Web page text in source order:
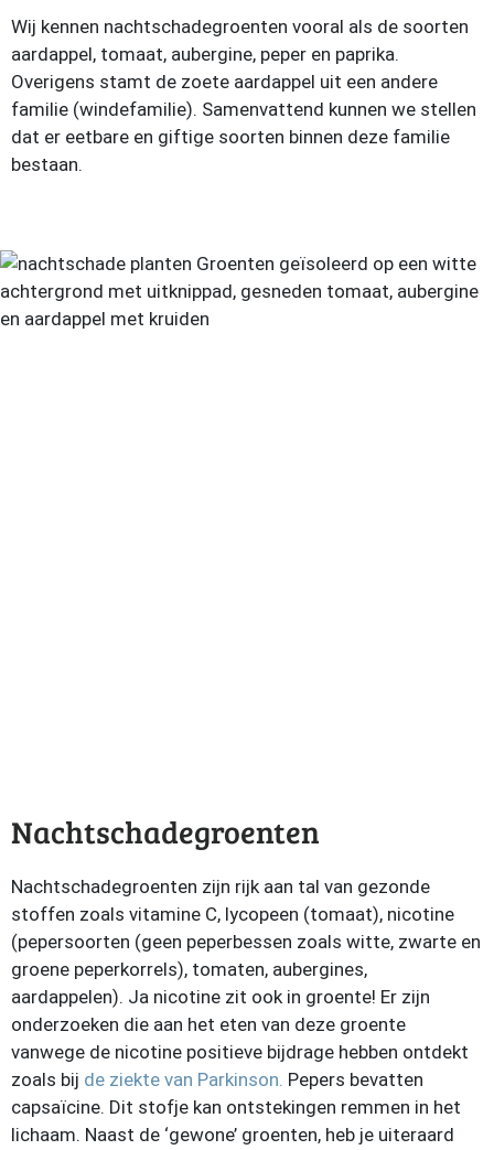
Wij kennen nachtschadegroenten vooral als de soorten
aardappel, tomaat, aubergine, peper en paprika.
Overigens stamt de zoete aardappel uit een andere
familie (windefamilie). Samenvattend kunnen we stellen
dat er eetbare en giftige soorten binnen deze familie
bestaan.
Nachtschadegroenten
Nachtschadegroenten zijn rijk aan tal van gezonde
stoffen zoals vitamine C, lycopeen (tomaat), nicotine
(pepersoorten (geen peperbessen zoals witte, zwarte en
groene peperkorrels), tomaten, aubergines,
aardappelen). Ja nicotine zit ook in groente! Er zijn
onderzoeken die aan het eten van deze groente
vanwege de nicotine positieve bijdrage hebben ontdekt
zoals bij de ziekte van Parkinson. Pepers bevatten
capsaïcine. Dit stofje kan ontstekingen remmen in het
lichaam. Naast de ‘gewone’ groenten, heb je uiteraard